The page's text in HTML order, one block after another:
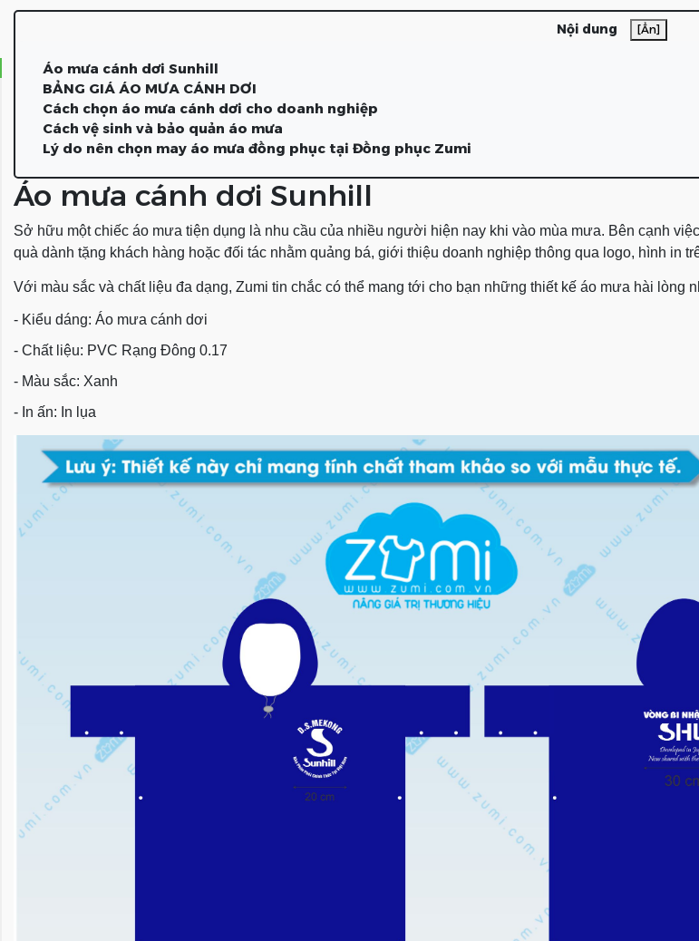
Nội dung [Ẩn]
Áo mưa cánh dơi Sunhill
BẢNG GIÁ ÁO MƯA CÁNH DƠI
Cách chọn áo mưa cánh dơi cho doanh nghiệp
Cách vệ sinh và bảo quản áo mưa
Lý do nên chọn may áo mưa đồng phục tại Đồng phục Zumi
Áo mưa cánh dơi Sunhill
Sở hữu một chiếc áo mưa tiện dụng là nhu cầu của nhiều người hiện nay khi vào mùa mưa. Bên cạnh
quà dành tặng khách hàng hoặc đối tác nhằm quảng bá, giới thiệu doanh nghiệp thông qua logo, hình in
Với màu sắc và chất liệu đa dạng, Zumi tin chắc có thể mang tới cho bạn những thiết kế áo mưa hài lòng
- Kiểu dáng: Áo mưa cánh dơi
- Chất liệu: PVC Rạng Đông 0.17
- Màu sắc: Xanh
- In ấn: In lụa